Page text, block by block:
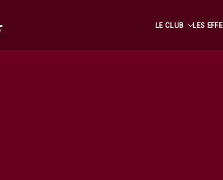
LE CLUB LES